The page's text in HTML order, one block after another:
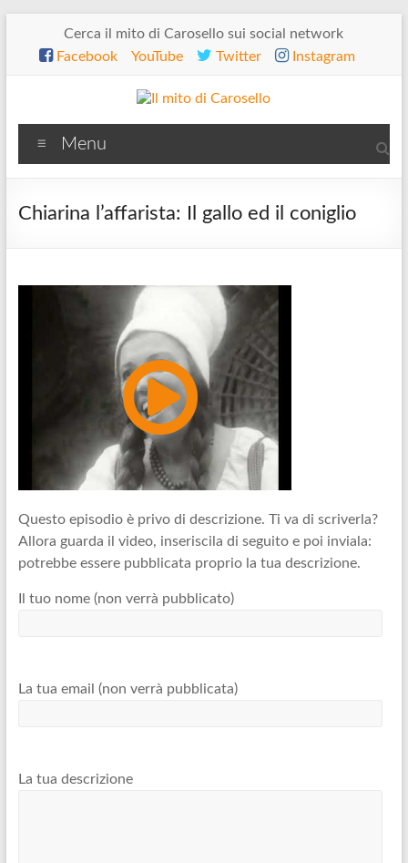
contenuto
Cerca il mito di Carosello sui social network
Facebook
YouTube Twitter Instagram
Il
mito
di
Menu
Chiarina l’affarista: Il gallo ed il coniglio
Questo episodio è privo di descrizione. Ti va di scriverla?
Allora guarda il video, inseriscila di seguito e poi inviala:
potrebbe essere pubblicata proprio la tua descrizione.
Il tuo nome (non verrà pubblicato)
La tua email (non verrà pubblicata)
La tua descrizione